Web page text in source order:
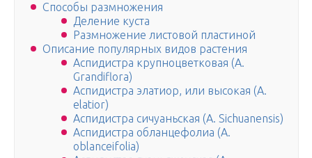
Способы размножения
Деление куста
Размножение листовой пластиной
Описание популярных видов растения
Аспидистра крупноцветковая (A.
Grandiflora)
Aспидистра элатиор, или высокая (A.
elatior)
Аспидистра сичуаньская (A. Sichuanensis)
Аспидистра обланцефолиа (A.
oblanceifolia)